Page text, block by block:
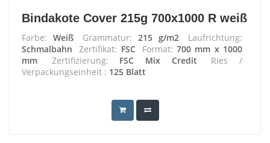
Bindakote Cover 215g 700x1000 R weiß
Farbe: Weiß Grammatur: 215 g/m2
Laufrichtung:
Schmalbahn
Zertifikat: FSC Format:700 mm x 1000
mm
Zertifizierung: FSC Mix Credit
Ries /
Verpackungseinheit : 125 Blatt